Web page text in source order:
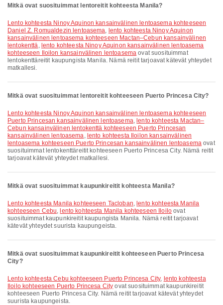
Mitkä ovat suosituimmat lentoreitit kohteesta Manila?
lento kohteesta Ninoy Aquinon kansainvälinen lentoasema kohteeseen
Daniel Z. Romualdezin lentoasema, lento kohteesta Ninoy Aquinon
kansainvälinen lentoasema kohteeseen Mactan–Cebun kansainvälinen
lentokenttä, lento kohteesta Ninoy Aquinon kansainvälinen lentoasema
kohteeseen Iloilon kansainvälinen lentoasema ovat suosituimmat
lentokenttäreitit kaupungista Manila. Nämä reitit tarjoavat kätevät yhteydet
matkallesi.
Mitkä ovat suosituimmat lentoreitit kohteeseen Puerto Princesa City?
lento kohteesta Ninoy Aquinon kansainvälinen lentoasema kohteeseen
Puerto Princesan kansainvälinen lentoasema, lento kohteesta Mactan–
Cebun kansainvälinen lentokenttä kohteeseen Puerto Princesan
kansainvälinen lentoasema, lento kohteesta Iloilon kansainvälinen
lentoasema kohteeseen Puerto Princesan kansainvälinen lentoasemaovat
suosituimmat lentokenttäreitit kohteeseen Puerto Princesa City. Nämä reitit
tarjoavat kätevät yhteydet matkallesi.
Mitkä ovat suosituimmat kaupunkireitit kohteesta Manila?
lento kohteesta Manila kohteeseen Tacloban, lento kohteesta Manila
kohteeseen Cebu, lento kohteesta Manila kohteeseen Iloilo ovat
suosituimmat kaupunkireitit kaupungista Manila. Nämä reitit tarjoavat
kätevät yhteydet suurista kaupungeista.
Mitkä ovat suosituimmat kaupunkireitit kohteeseen Puerto Princesa
City?
lento kohteesta Cebu kohteeseen Puerto Princesa City, lento kohteesta
Iloilo kohteeseen Puerto Princesa City ovat suosituimmat kaupunkireitit
kohteeseen Puerto Princesa City. Nämä reitit tarjoavat kätevät yhteydet
suurista kaupungeista.